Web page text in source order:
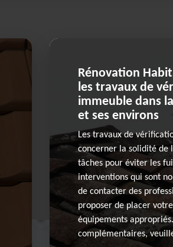
Rénovation
les travaux de
immeuble dans
et ses environs
Les travaux de
concerner la solidité de
tâches pour éviter les
interventions qui sont
de contacter des
proposer de placer
équipements
complémentaires,